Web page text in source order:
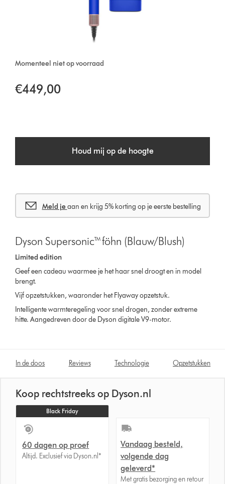
Momenteel niet op voorraad
€449,00
Houd mij op de hoogte
Meld je aan en krijg 5% korting op je eerste bestelling
Dyson Supersonic™ föhn (Blauw/Blush)
Limited edition
Geef een cadeau waarmee je het haar snel droogt en in model
brengt.
Vijf opzetstukken, waaronder het Flyaway opzetstuk.
Intelligente warmteregeling voor snel drogen, zonder extreme
hitte. Aangedreven door de Dyson digitale V9-motor.
In de doos Reviews Technologie Opzetstukken
Koop rechtstreeks op Dyson.nl
Black Friday
60 dagen op proef
Altijd. Exclusief via Dyson.nl*
Vandaag besteld,
volgende dag
geleverd*
Met gratis bezorging en retour